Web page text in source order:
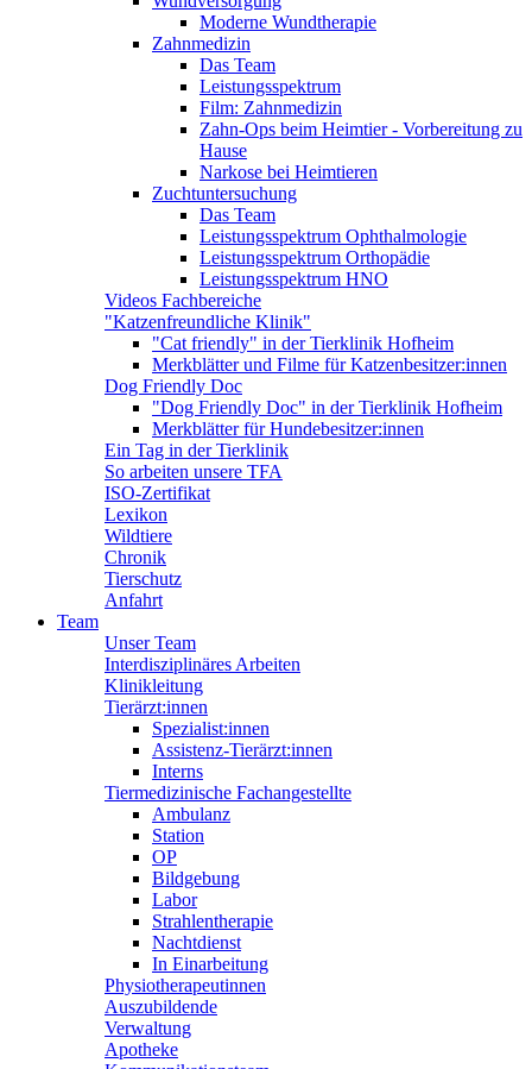
Moderne Wundtherapie
Zahnmedizin
Das Team
Leistungsspektrum
Film: Zahnmedizin
Zahn-Ops beim Heimtier - Vorbereitung zu
Hause
Narkose bei Heimtieren
Zuchtuntersuchung
Das Team
Leistungsspektrum Ophthalmologie
Leistungsspektrum Orthopädie
Leistungsspektrum HNO
Videos Fachbereiche
"Katzenfreundliche Klinik"
"Cat friendly" in der Tierklinik Hofheim
Merkblätter und Filme für Katzenbesitzer:innen
Dog Friendly Doc
"Dog Friendly Doc" in der Tierklinik Hofheim
Merkblätter für Hundebesitzer:innen
Ein Tag in der Tierklinik
So arbeiten unsere TFA
ISO-Zertifikat
Lexikon
Wildtiere
Chronik
Tierschutz
Anfahrt
Team
Unser Team
Interdisziplinäres Arbeiten
Klinikleitung
Tierärzt:innen
Spezialist:innen
Assistenz-Tierärzt:innen
Interns
Tiermedizinische Fachangestellte
Ambulanz
Station
OP
Bildgebung
Labor
Strahlentherapie
Nachtdienst
In Einarbeitung
Physiotherapeutinnen
Auszubildende
Verwaltung
Apotheke